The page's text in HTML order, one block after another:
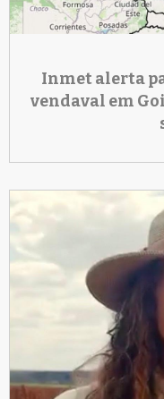
Inmet alerta
vendaval em